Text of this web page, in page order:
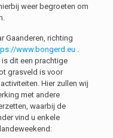
weer begroeten om
Gaanderen, richting
www.bongerd.eu
dit een prachtige
grasveld is voor
Hier zullen wij
met andere
waarbij de
vind u enkele